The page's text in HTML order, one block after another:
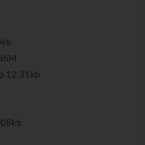
12.31kb